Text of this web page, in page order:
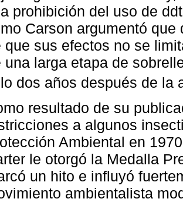
prohibición del uso de
Carson argumentó
que sus efectos no se
una larga etapa de
dos años después de la
resultado de su
a algunos
Ambiental en
le otorgó la Medalla
un hito e influyó
ambientalista